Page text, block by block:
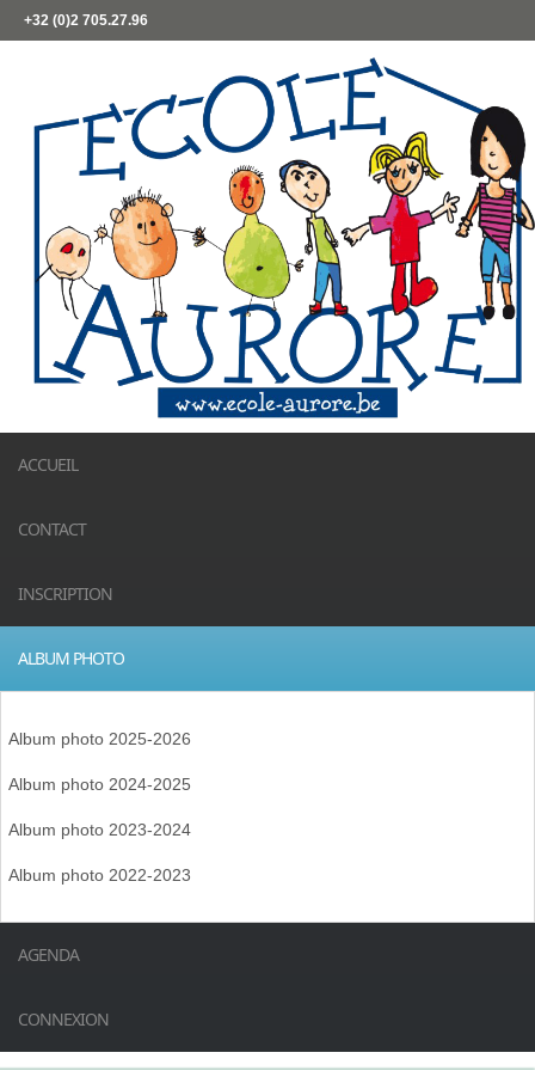
+32 (0)2 705.27.96
ACCUEIL
CONTACT
INSCRIPTION
ALBUM PHOTO
Album photo 2025-2026
Album photo 2024-2025
Album photo 2023-2024
Album photo 2022-2023
AGENDA
CONNEXION